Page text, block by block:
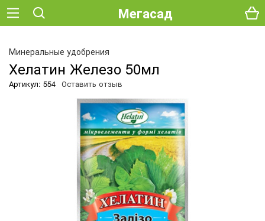
Мегасад
Минеральные удобрения
Хелатин Железо 50мл
Артикул: 554 Оставить отзыв